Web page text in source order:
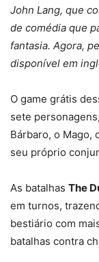
John Lang, que
de comédia que
fantasia. Agora,
disponível em
O game grátis
sete
Bárbaro, o Mago,
seu próprio
As batalhas The
em turnos,
bestiário com
batalhas contra